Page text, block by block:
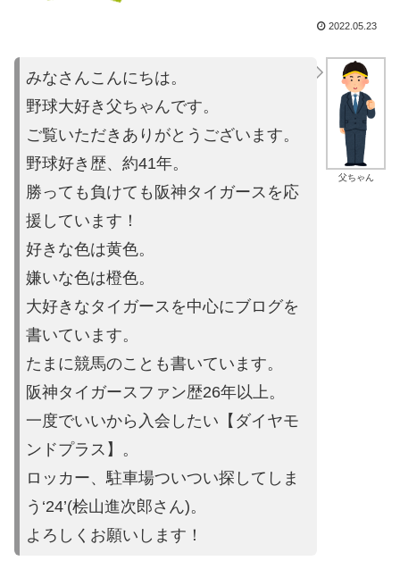
2022.05.23
父ちゃん
みなさんこんにちは。
野球大好き父ちゃんです。
ご覧いただきありがとうございます。
野球好き歴、約41年。
勝っても負けても阪神タイガースを応
援しています！
好きな色は黄色。
嫌いな色は橙色。
大好きなタイガースを中心にブログを
書いています。
たまに競馬のことも書いています。
阪神タイガースファン歴26年以上。
一度でいいから入会したい【ダイヤモ
ンドプラス】。
ロッカー、駐車場ついつい探してしま
う‘24’(桧山進次郎さん)。
よろしくお願いします！